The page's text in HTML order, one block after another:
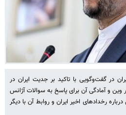
در گفت‌وگویی با تاکید بر جدیت ایران در
وین و آمادگی آن برای پاسخ به سوالات آژانس
رخدادهای اخیر ایران و روابط آن با دیگر